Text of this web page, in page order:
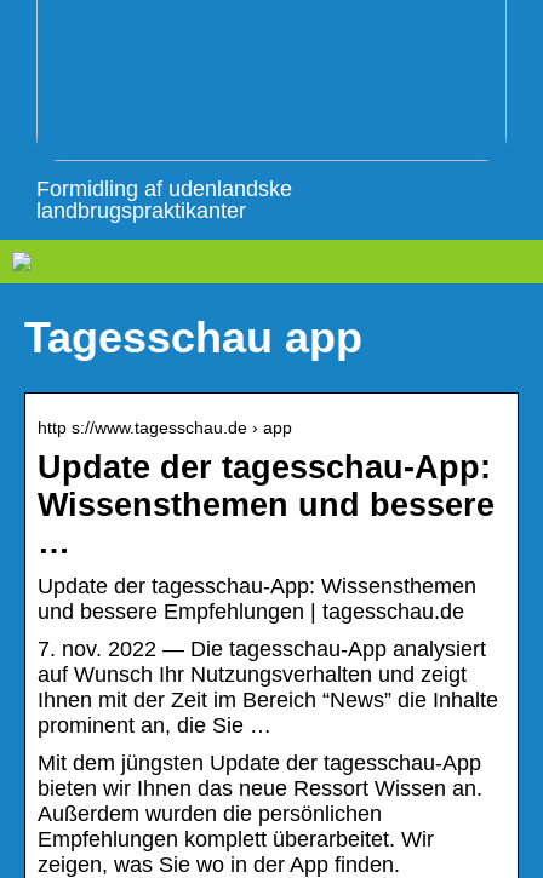
Formidling af udenlandske
landbrugspraktikanter
Tagesschau app
http s://www.tagesschau.de › app
Update der tagesschau-App:
Wissensthemen und bessere
…
Update der tagesschau-App: Wissensthemen
und bessere Empfehlungen | tagesschau.de
7. nov. 2022 — Die tagesschau-App analysiert
auf Wunsch Ihr Nutzungsverhalten und zeigt
Ihnen mit der Zeit im Bereich “News” die Inhalte
prominent an, die Sie …
Mit dem jüngsten Update der tagesschau-App
bieten wir Ihnen das neue Ressort Wissen an.
Außerdem wurden die persönlichen
Empfehlungen komplett überarbeitet. Wir
zeigen, was Sie wo in der App finden.